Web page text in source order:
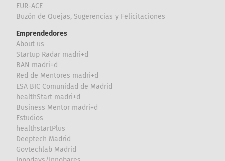
EUR-ACE
Buzón de Quejas, Sugerencias y Felicitaciones
Emprendedores
About us
Startup Radar madri+d
BAN madri+d
Red de Mentores madri+d
ESA BIC Comunidad de Madrid
healthStart madri+d
Business Mentor madri+d
Estudios
healthstartPlus
Deeptech Madrid
Govtechlab Madrid